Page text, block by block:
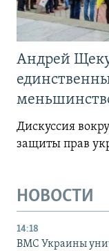
Андрей
Дискуссия
защиты прав
НОВОСТИ
14:18
ВМС Украины